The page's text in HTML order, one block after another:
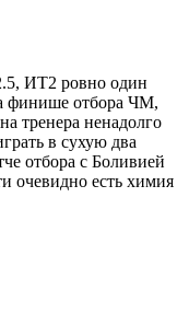
ИТ2 ровно один
финише отбора ЧМ,
тренера ненадолго
в сухую два
отбора с Боливией
очевидно есть химия